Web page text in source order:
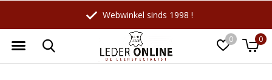
0 0
Webwinkel sinds 1998 !